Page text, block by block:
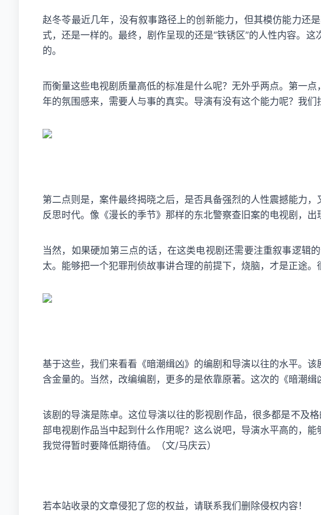
赵冬苓最近几年，没有叙事路径上的创新能力，但其模仿能力还
式，还是一样的。最终，剧作呈现的还是“铁锈区”的人性内容。
的。
而衡量这些电视剧质量高低的标准是什么呢？无外乎两点。第一
年的氛围感来，需要人与事的真实。导演有没有这个能力呢？我们
第二点则是，案件最终揭晓之后，是否具备强烈的人性震撼能力
反思时代。像《漫长的季节》那样的东北警察查旧案的电视剧，
当然，如果硬加第三点的话，在这类电视剧还需要注重叙事逻辑
太。能够把一个犯罪刑侦故事讲合理的前提下，烧脑，才是正途
基于这些，我们来看看《暗潮缉凶》的编剧和导演以往的水平。
含金量的。当然，改编编剧，更多的是依靠原著。这次的《暗潮
该剧的导演是陈卓。这位导演以往的影视剧作品，很多都是不及
部电视剧作品当中起到什么作用呢？这么说吧，导演水平高的，
我觉得暂时要降低期待值。（文/马庆云）
若本站收录的文章侵犯了您的权益，请联系我们删除侵权内容！